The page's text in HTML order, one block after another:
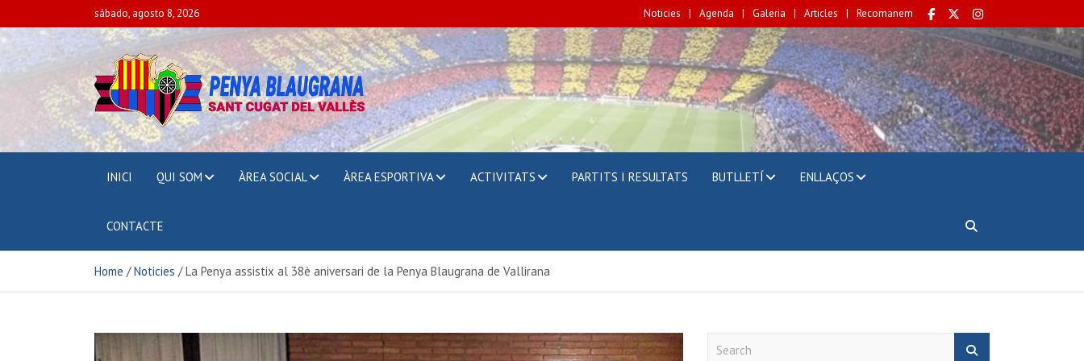
sábado, agosto 8, 2026 Noticies Agenda Galeria Articles Recomanem
PENYA BLAUGRANA
SANT CUGAT DEL VALLÈS
INICI QUI SOM ÀREA SOCIAL ÀREA ESPORTIVA ACTIVITATS PARTITS I RESULTATS BUTLLETÍ ENLLAÇOS
CONTACTE
Home Noticies La Penya assistix al 38è aniversari de la Penya Blaugrana de Vallirana